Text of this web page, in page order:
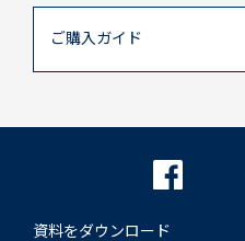
ご購入ガイド
資料をダウンロード